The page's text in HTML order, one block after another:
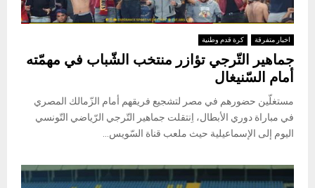
اخبار متفرقة كرة قدم وطنية
جماهير التّرجي تؤازر منتخب الشّباب في مهمّته
أمام السّنيغال
مستغلّين حضورهم في مصر لتشجيع فريقهم أمام الزّمالك المصري
في مباراة دوري الأبطال، اِنتقلت جماهير التّرجي الرّياضي التّونسي
اليوم إلى الإسماعيلية حيث ملعب قناة السّويس...